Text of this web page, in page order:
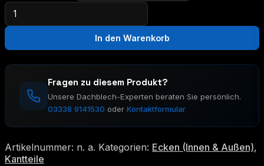
Außenecke
Menge
In den Warenkorb
Fragen zu diesem Produkt?
Unsere Dachblech-Experten beraten Sie persönlich.
03338 9141530 oder Kontaktformular
Artikelnummer: n. a. Kategorien: Ecken (Innen & Außen),
Kantteile